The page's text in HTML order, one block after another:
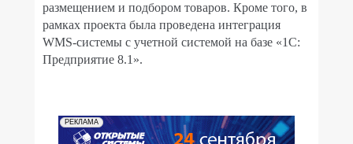
размещением и подбором товаров. Кроме того, в
рамках проекта была проведена интеграция
WMS-системы с учетной системой на базе «1С:
Предприятие 8.1».
РЕКЛАМА